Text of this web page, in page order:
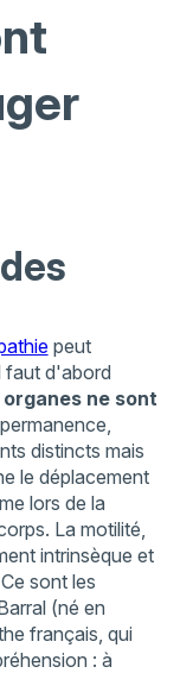
peut
faut d'abord
ne sont
distincts mais
le déplacement
lors de la
La motilité,
intrinsèque et
sont les
(né en
français, qui
: à